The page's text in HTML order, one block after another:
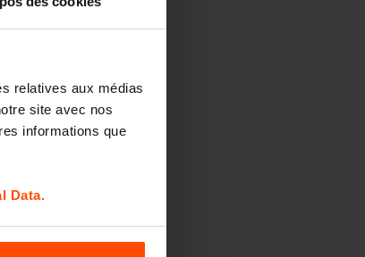
relatives aux médias
site avec nos
informations que
Data.